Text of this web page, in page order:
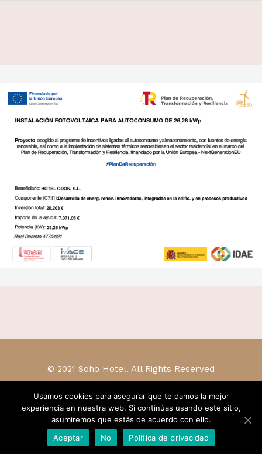
© 2021 Soho Hotel. All Rights Reserved
Usamos cookies para asegurar que te damos la mejor
experiencia en nuestra web. Si continúas usando este sitio,
asumiremos que estás de acuerdo con ello.
Aceptar
No Política de privacidad